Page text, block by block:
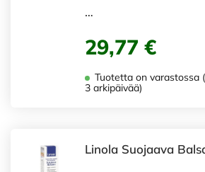
…
29,77 €
Tuotetta on varastossa
3 arkipäivää)
Linola Suojaava